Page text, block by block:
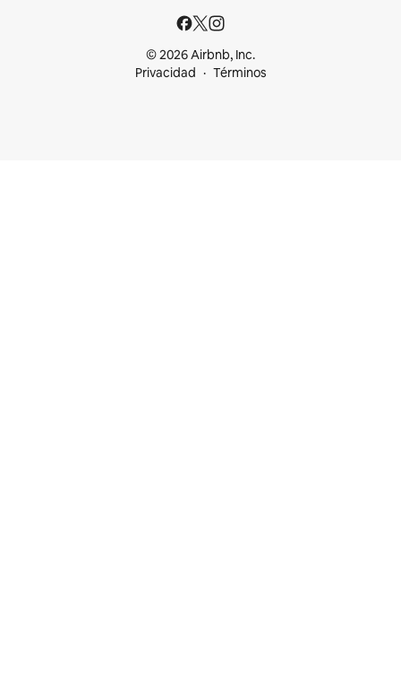
© 2026 Airbnb, Inc.
Privacidad
Términos